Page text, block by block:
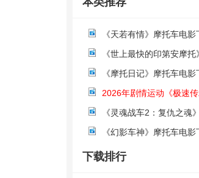
《天若有情》摩托车电影
《世上最快的印第安摩
下载
《摩托日记》摩托车电影
2026年剧情运动《极速
下载
《灵魂战车2：复仇之魂
载
《幻影车神》摩托车电影
下载排行